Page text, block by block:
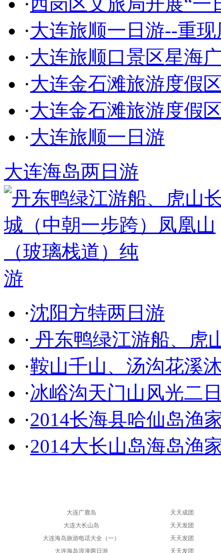
·大连旅顺一日游--重现
·大连旅顺口景区星海
·大连金石滩旅游度假
·大连金石滩旅游度假
·大连旅顺一日游
大连海岛两日游
游
·沈阳方特两日游
· 丹东鸭绿江游船、虎
·鞍山千山、汤沟花溪
·冰峪沟天门山风光二
·2014长海县哈仙岛渔
·2014大长山岛海岛渔
大连广鹿岛
天天成团
大连大长山岛
天天发团
大连海岛旅游电话大全（一）
天天发团
大连海岛浪漫两日游
天天发团